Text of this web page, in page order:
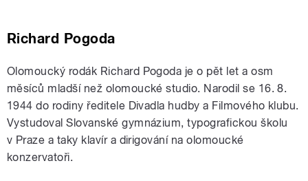
Richard Pogoda
Olomoucký rodák Richard Pogoda je o pět let a osm
měsíců mladší než olomoucké studio. Narodil se 16. 8.
1944 do rodiny ředitele Divadla hudby a Filmového klubu.
Vystudoval Slovanské gymnázium, typografickou školu
v Praze a taky klavír a dirigování na olomoucké
konzervatoři.